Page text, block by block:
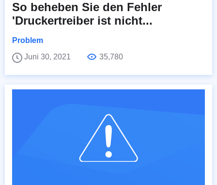
So beheben Sie den Fehler
'Druckertreiber ist nicht...
Problem
Juni 30, 2021
35,780